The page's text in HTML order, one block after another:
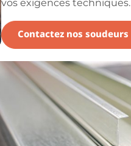
vos exigences techniques.
Contactez nos soudeurs